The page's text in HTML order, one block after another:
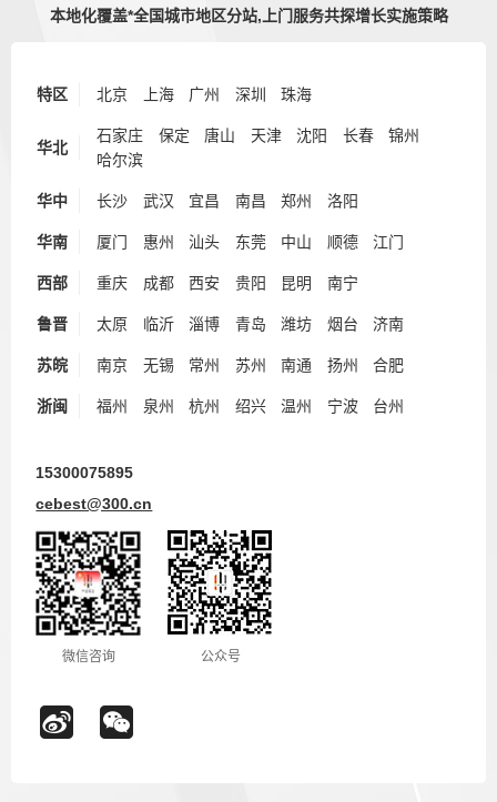
本地化覆盖*全国城市地区分站,上门服务共探增长实施策略
特区 北京 上海 广州 深圳 珠海
华北
石家庄 保定 唐山 天津 沈阳 长春
锦州
哈尔滨
华中 长沙 武汉 宜昌 南昌 郑州 洛阳
华南 厦门 惠州 汕头 东莞 中山 顺德 江门
西部 重庆 成都 西安 贵阳 昆明 南宁
鲁晋 太原 临沂 淄博 青岛 潍坊 烟台 济南
苏皖 南京 无锡 常州 苏州 南通 扬州 合肥
浙闽 福州 泉州 杭州 绍兴 温州 宁波 台州
15300075895
cebest@300.cn
微信咨询 公众号